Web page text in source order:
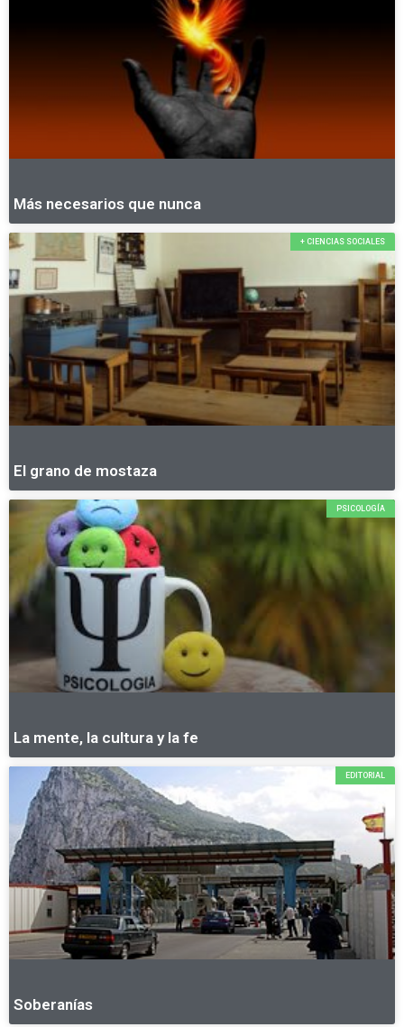
Más necesarios que nunca
+ CIENCIAS SOCIALES
El grano de mostaza
PSICOLOGÍA
La mente, la cultura y la fe
EDITORIAL
Soberanías